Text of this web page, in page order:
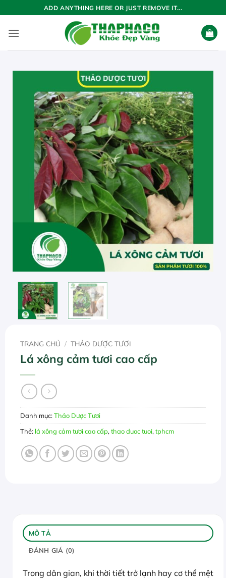
qua
nội
ADD ANYTHING HERE OR JUST REMOVE IT...
TRANG CHỦ / THẢO DƯỢC TƯƠI
Lá xông cảm tươi cao cấp
Danh mục:Thảo Dược Tươi
Thẻ: lá xông cảm tươi cao cấp,thao duoc tuoi,tphcm
MÔ TẢ
ĐÁNH GIÁ (0)
Trong dân gian, khi thời tiết trở lạnh hay cơ thể mệt